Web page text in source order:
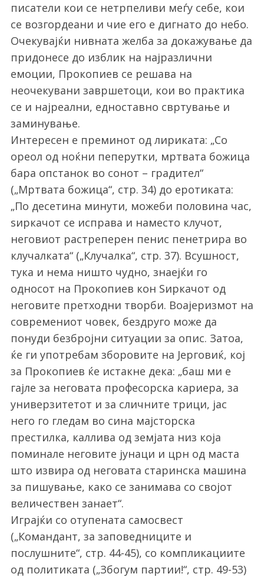
писатели кои се нетрпеливи меѓу себе, кои
се возгордеани и чие его е дигнато до небо.
Очекувајќи нивната желба за докажување да
придонесе до изблик на најразлични
емоции, Прокопиев се решава на
неочекувани завршетоци, кои во практика
се и најреални, едноставно свртување и
заминување.
Интересен е преминот од лириката: „Со
ореол од ноќни пеперутки, мртвата божица
бара опстанок во сонот – градител“
(„Мртвата божица“, стр. 34) до еротиката:
„По десетина минути, можеби половина час,
ѕиркачот се исправа и наместо клучот,
неговиот растреперен пенис пенетрира во
клучалката“ („Клучалка“, стр. 37). Всушност,
тука и нема ништо чудно, знаејќи го
односот на Прокопиев кон Ѕиркачот од
неговите претходни творби. Воајеризмот на
современиот човек, бездруго може да
понуди безбројни ситуации за опис. Затоа,
ќе ги употребам зборовите на Јерговиќ, кој
за Прокопиев ќе истакне дека: „баш ми е
гајле за неговата професорска кариера, за
универзитетот и за сличните трици, јас
него го гледам во сина мајсторска
престилка, каллива од земјата низ која
поминале неговите јунаци и црн од маста
што извира од неговата старинска машина
за пишување, како се занимава со својот
величествен занает“.
Играјќи со отупената самосвест
(„Командант, за заповедниците и
послушните“, стр. 44-45), со компликациите
од политиката („Збогум партии!“, стр. 49-53)
a
r
c
h
o
r
: